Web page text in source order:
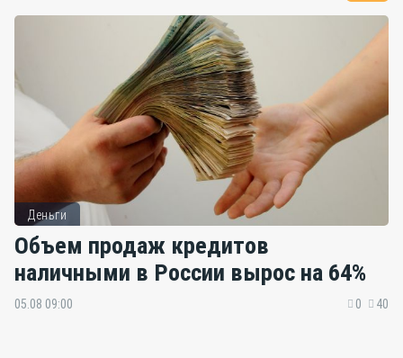
Деньги
Объем продаж кредитов
наличными в России вырос на 64%
05.08 09:00 0 40